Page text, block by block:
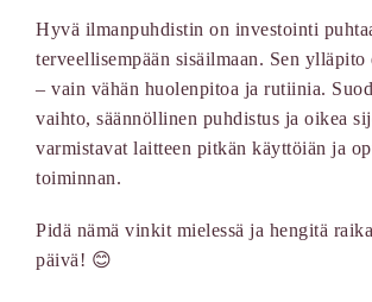
Hyvä ilmanpuhdistin on investointi
terveellisempään sisäilmaan. Sen
– vain vähän huolenpitoa ja rutiinia.
vaihto, säännöllinen puhdistus ja oikea
varmistavat laitteen pitkän käyttöiän ja
toiminnan.
Pidä nämä vinkit mielessä ja hengitä
päivä! 😊